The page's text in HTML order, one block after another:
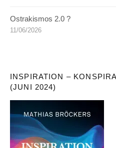
Ostrakismos 2.0 ?
11/06/2026
INSPIRATION –
(JUNI 2024)